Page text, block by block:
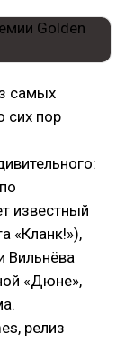
самых
сих пор
известный
«Кланк!»),
Вильнёва
«Дюне»,
релиз